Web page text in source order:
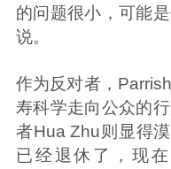
的问题很小，可能
说。
作为反对者，
寿科学走向公众的
者Hua Zhu则显得
已经退休了，现